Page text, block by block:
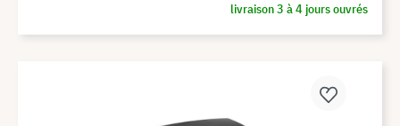
livraison 3 à 4 jours ouvrés